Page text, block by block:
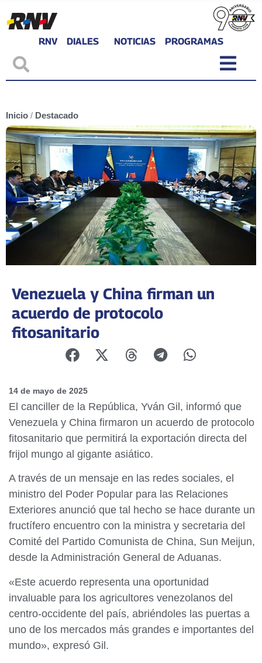
RNV DIALES NOTICIAS PROGRAMAS
Inicio / Destacado
Venezuela y China firman un
acuerdo de protocolo
fitosanitario
14 de mayo de 2025
El canciller de la República, Yván Gil, informó que
Venezuela y China firmaron un acuerdo de protocolo
fitosanitario que permitirá la exportación directa del
frijol mungo al gigante asiático.
A través de un mensaje en las redes sociales, el
ministro del Poder Popular para las Relaciones
Exteriores anunció que tal hecho se hace durante un
fructífero encuentro con la ministra y secretaria del
Comité del Partido Comunista de China, Sun Meijun,
desde la Administración General de Aduanas.
«Este acuerdo representa una oportunidad
invaluable para los agricultores venezolanos del
centro-occidente del país, abriéndoles las puertas a
uno de los mercados más grandes e importantes del
mundo», expresó Gil.